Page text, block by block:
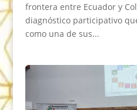
frontera entre Ecuador y
diagnóstico participativo
como una de sus...